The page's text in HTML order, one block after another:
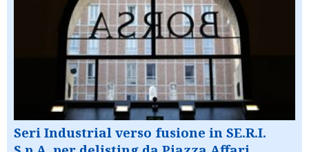
Seri Industrial verso fusione in SE.R.I.